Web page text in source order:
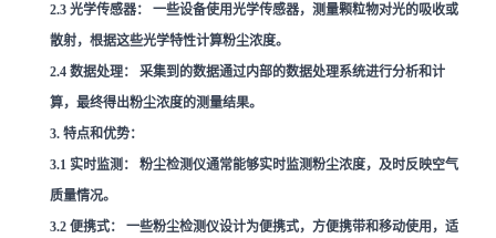
2.3 光学传感器：
一些设备使用光学传感器，测量颗粒物对光的吸收或
散射，根据这些光学特性计算粉尘浓度。
2.4 数据处理：
采集到的数据通过内部的数据处理系统进行分析和计
算，最终得出粉尘浓度的测量结果。
3. 特点和优势：
3.1 实时监测：
粉尘检测仪通常能够实时监测粉尘浓度，及时反映空气
质量情况。
3.2 便携式：
一些粉尘检测仪设计为便携式，方便携带和移动使用，适